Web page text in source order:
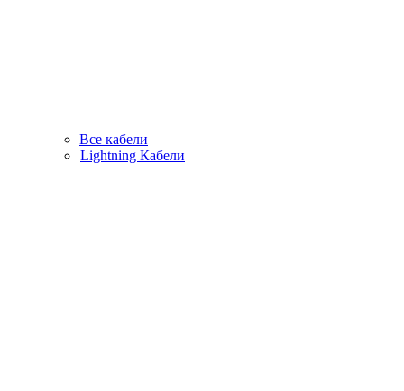
Все кабели
Lightning Кабели